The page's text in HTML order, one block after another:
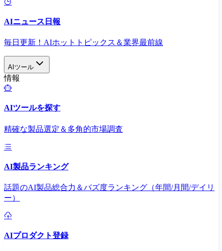
AIニュース日報
毎日更新！AIホットトピックス＆業界最前線
AIツール
情報
AIツールを探す
精確な製品選定＆多角的市場調査
AI製品ランキング
話題のAI製品総合力＆バズ度ランキング（年間/月間/デイリ
ー）
AIプロダクト登録